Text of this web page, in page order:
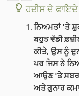
ਹਦੀਸ ਦੇ
ਨਿਅਮਤਾਂ 'ਤੇ
ਬਹੁਤ ਵੱਡੀ
ਕੀਤੇ, ਉਸ ਨੂੰ
ਪਰ ਜਿਸ ਨੇ
ਆਉਣ 'ਤੇ ਸਬਰ
ਅਤੇ ਗੁਨਾਹ